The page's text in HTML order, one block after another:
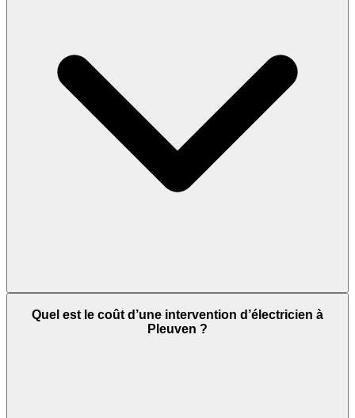
Quel est le coût d’une intervention d’électricien à
Pleuven ?